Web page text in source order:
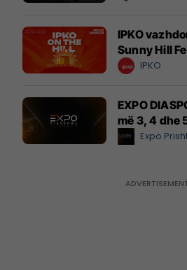
IPKO
Sunny Hill
IPKO
EXPO
më 3, 4 dhe
Expo